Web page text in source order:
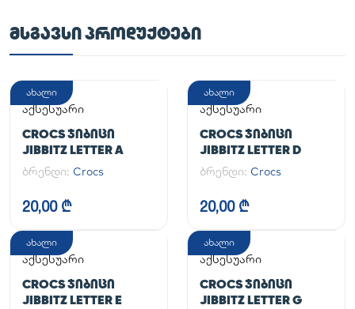
ᲛᲡᲒᲐᲕᲡᲘ ᲞᲠᲝᲓᲣᲥᲢᲔᲑᲘ
ახალი
აქსესუარი
CROCS ᲯᲘᲑᲘᲪᲘ
JIBBITZ LETTER A
ბრენდი: Crocs
20,00 ₾
ახალი
აქსესუარი
CROCS ᲯᲘᲑᲘᲪᲘ
JIBBITZ LETTER D
ბრენდი: Crocs
20,00 ₾
ახალი
აქსესუარი
CROCS ᲯᲘᲑᲘᲪᲘ
JIBBITZ LETTER E
ახალი
აქსესუარი
CROCS ᲯᲘᲑᲘᲪᲘ
JIBBITZ LETTER G